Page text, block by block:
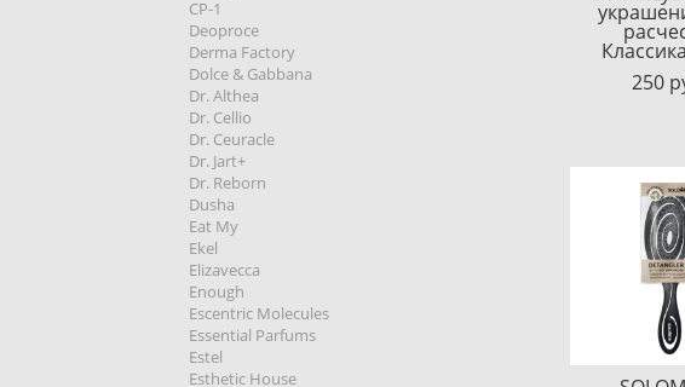
CP-1
Deoproce
Derma Factory
Dolce & Gabbana
Dr. Althea
Dr. Cellio
Dr. Ceuracle
Dr. Jart+
Dr. Reborn
Dusha
Eat My
Ekel
Elizavecca
Enough
Escentric Molecules
Essential Parfums
Estel
Esthetic House
250